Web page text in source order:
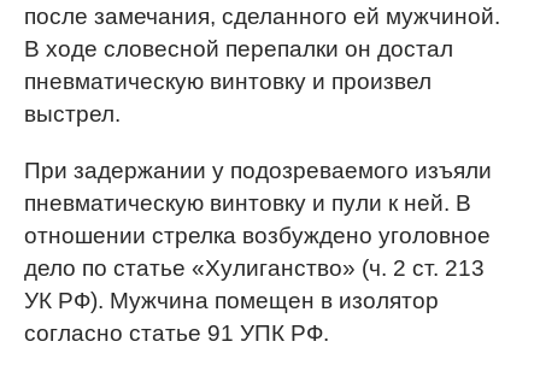
после замечания, сделанного ей мужчиной.
В ходе словесной перепалки он достал
пневматическую винтовку и произвел
выстрел.
При задержании у подозреваемого изъяли
пневматическую винтовку и пули к ней. В
отношении стрелка возбуждено уголовное
дело по статье «Хулиганство» (ч. 2 ст. 213
УК РФ). Мужчина помещен в изолятор
согласно статье 91 УПК РФ.